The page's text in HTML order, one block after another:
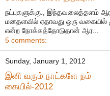
நட்புகளுக்கு., இந்தவலைத்தளம்
மனதளவில் ஏதாவது ஒரு
என்ற நோக்கத்தோடுதான் ஆர...
5 comments:
Sunday, January 1, 2012
இனி வரும் நாட்களே நம்
கையில்-2012